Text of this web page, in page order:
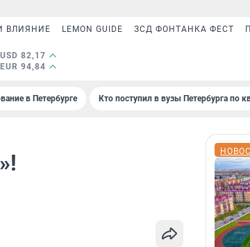
ВЛИЯНИЕ LEMON GUIDE ЗСД ФОНТАНКА ФЕСТ
USD 82,17
EUR 94,84
в Петербурге Кто поступил в вузы Петербурга по